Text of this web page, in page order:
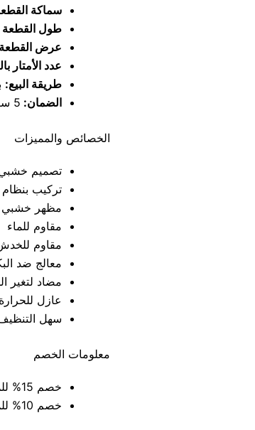
سماكة
طول
عرض
عدد الأمتار
طريقة البيع:
الضمان: 5 سنوات على تغيير اللون
الخصائص والمميزات
تصميم
تركيب
مظهر خشبي
مقاوم للماء
مقاوم
معالج ضد
مضاد لتغير
عازل
سهل
معلومات الخصم
خصم 15% للمساحات التي تزيد عن 40 متر مربع
خصم 10% للمساحات التي تقل عن 40 متر مربع